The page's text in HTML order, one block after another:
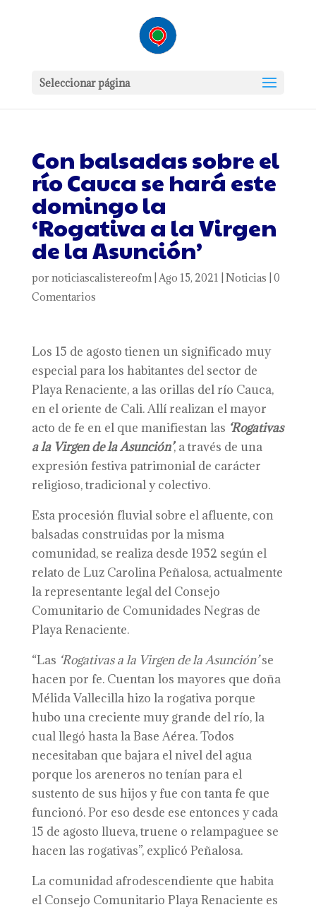
Seleccionar página
Con balsadas sobre el
río Cauca se hará este
domingo la
‘Rogativa a la Virgen
de la Asunción’
por noticiascalistereofm| Ago 15, 2021 Noticias 0
Comentarios
Los 15 de agosto tienen un significado muy
especial para los habitantes del sector de
Playa Renaciente, a las orillas del río Cauca,
en el oriente de Cali. Allí realizan el mayor
acto de fe en el que manifiestan las ‘Rogativas
a la Virgen de la Asunción’, a través de una
expresión festiva patrimonial de carácter
religioso, tradicional y colectivo.
Esta procesión fluvial sobre el afluente, con
balsadas construidas por la misma
comunidad, se realiza desde 1952 según el
relato de Luz Carolina Peñalosa, actualmente
la representante legal del Consejo
Comunitario de Comunidades Negras de
Playa Renaciente.
“Las ‘Rogativas a la Virgen de la Asunción’se
hacen por fe. Cuentan los mayores que doña
Mélida Vallecilla hizo la rogativa porque
hubo una creciente muy grande del río, la
cual llegó hasta la Base Aérea. Todos
necesitaban que bajara el nivel del agua
porque los areneros no tenían para el
sustento de sus hijos y fue con tanta fe que
funcionó. Por eso desde ese entonces y cada
15 de agosto llueva, truene o relampaguee se
hacen las rogativas”, explicó Peñalosa.
La comunidad afrodescendiente que habita
el Consejo Comunitario Playa Renaciente es